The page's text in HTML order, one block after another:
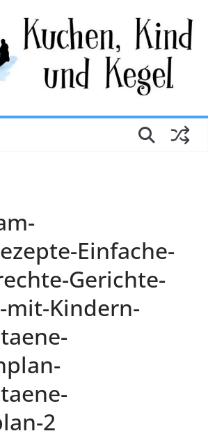
Einfache-
Gerichte-
mit-Kindern-
2